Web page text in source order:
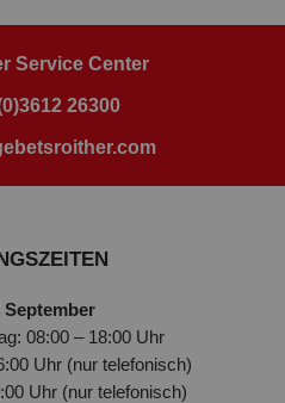
Service Center
26300
September
08:00 – 18:00 Uhr
Uhr (nur telefonisch)
Uhr (nur telefonisch)